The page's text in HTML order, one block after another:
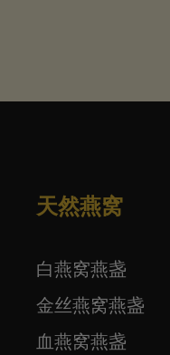
天然燕窝
白燕窝燕盏
金丝燕窝燕盏
血燕窝燕盏